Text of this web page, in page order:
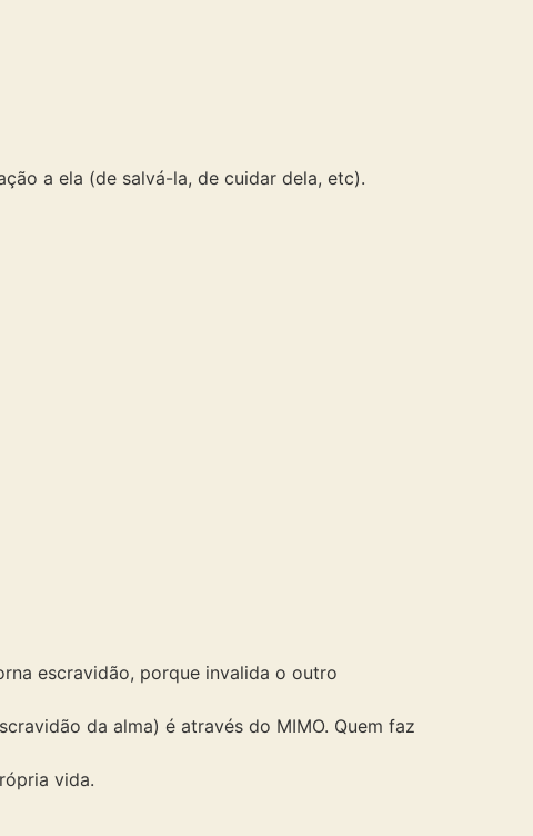
a ela (de salvá-la, de cuidar dela, etc).
escravidão, porque invalida o outro
da alma) é através do MIMO. Quem faz
vida.